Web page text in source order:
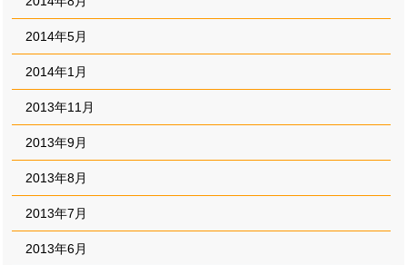
2014年5月
2014年1月
2013年11月
2013年9月
2013年8月
2013年7月
2013年6月